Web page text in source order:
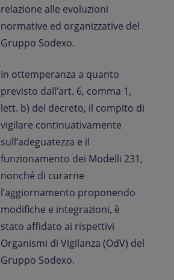
relazione alle evoluzioni
normative ed organizzative del
Gruppo Sodexo.
In ottemperanza a quanto
previsto dall’art. 6, comma 1,
lett. b) del decreto, il compito di
vigilare continuativamente
sull’adeguatezza e il
funzionamento dei Modelli 231,
nonché di curarne
l’aggiornamento proponendo
modifiche e integrazioni, è
stato affidato ai rispettivi
Organismi di Vigilanza (OdV) del
Gruppo Sodexo.